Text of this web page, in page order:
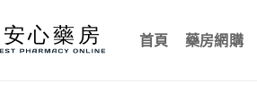
首頁 藥房網購